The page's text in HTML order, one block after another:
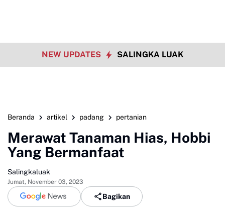
NEW UPDATES SALINGKA LUAK
Beranda artikel padang pertanian
Merawat Tanaman Hias, Hobbi
Yang Bermanfaat
Salingkaluak
Jumat, November 03, 2023
Bagikan